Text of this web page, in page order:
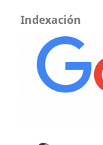
Indexación